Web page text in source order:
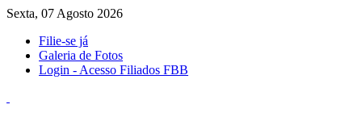
Sexta, 07 Agosto 2026
Filie-se já
Galeria de Fotos
Login - Acesso Filiados FBB